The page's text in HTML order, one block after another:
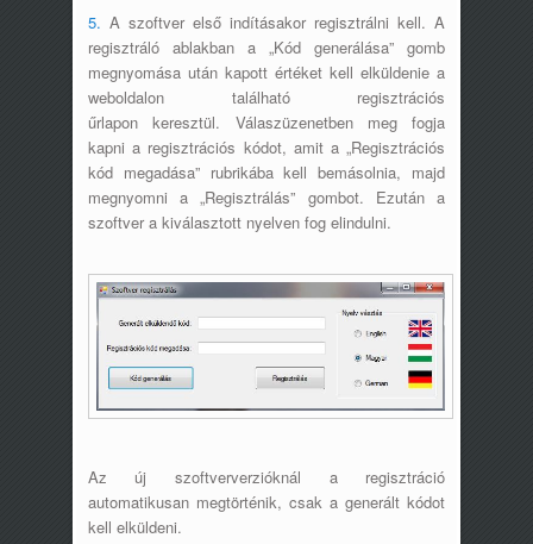
5. A szoftver első indításakor regisztrálni kell. A
regisztráló ablakban a „Kód generálása” gomb
megnyomása után kapott értéket kell elküldenie a
weboldalon található regisztrációs
űrlapon keresztül. Válaszüzenetben meg fogja
kapni a regisztrációs kódot, amit a „Regisztrációs
kód megadása” rubrikába kell bemásolnia, majd
megnyomni a „Regisztrálás” gombot. Ezután a
szoftver a kiválasztott nyelven fog elindulni.
Az új szoftververzióknál a regisztráció
automatikusan megtörténik, csak a generált kódot
kell elküldeni.